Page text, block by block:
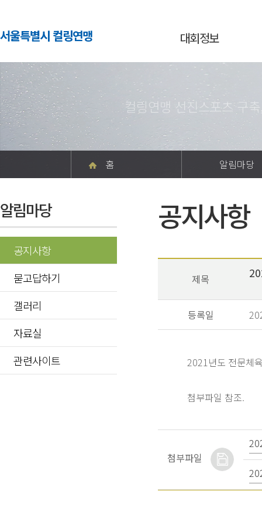
서울특별시 컬링연맹 대회정보
컬링연맹 선진스포츠 구
홈 알림마당
알림마당
공지사항
묻고답하기
갤러리
자료실
관련사이트
공지사항
제목
등록일
2021년도 전문체
첨부파일 참조.
첨부파일